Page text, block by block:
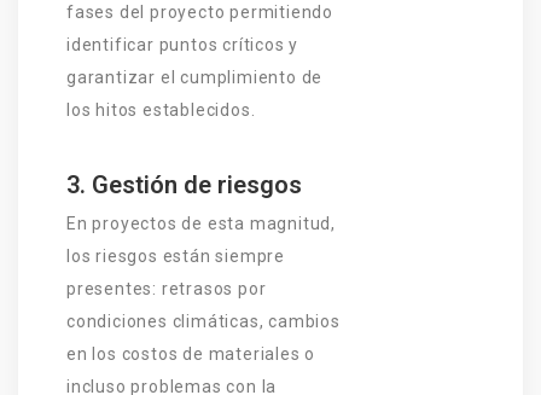
fases del proyecto permitiendo
identificar puntos críticos y
garantizar el cumplimiento de
los hitos establecidos.
3. Gestión de riesgos
En proyectos de esta magnitud,
los riesgos están siempre
presentes: retrasos por
condiciones climáticas, cambios
en los costos de materiales o
incluso problemas con la